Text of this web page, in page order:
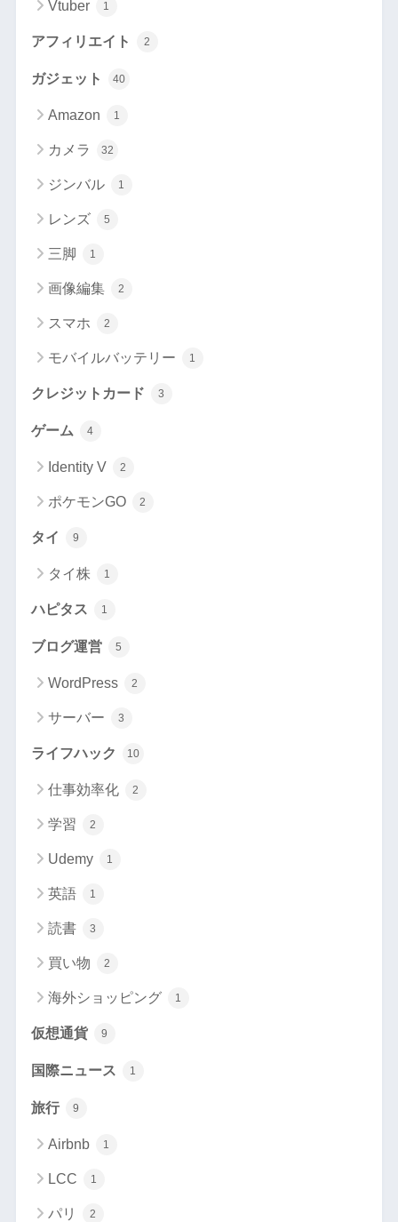
Vtuber 1
アフィリエイト 2
ガジェット 40
Amazon 1
カメラ 32
ジンバル 1
レンズ 5
三脚 1
画像編集 2
スマホ 2
モバイルバッテリー 1
クレジットカード 3
ゲーム 4
Identity V 2
ポケモンGO 2
タイ 9
タイ株 1
ハピタス 1
ブログ運営 5
WordPress 2
サーバー 3
ライフハック 10
仕事効率化 2
学習 2
Udemy 1
英語 1
読書 3
買い物 2
海外ショッピング 1
仮想通貨 9
国際ニュース 1
旅行 9
Airbnb 1
LCC 1
パリ 2